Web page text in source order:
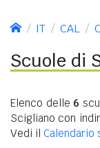
IT CAL
Scuole di
Elenco delle 6
Scigliano con
Vedi il Calendario